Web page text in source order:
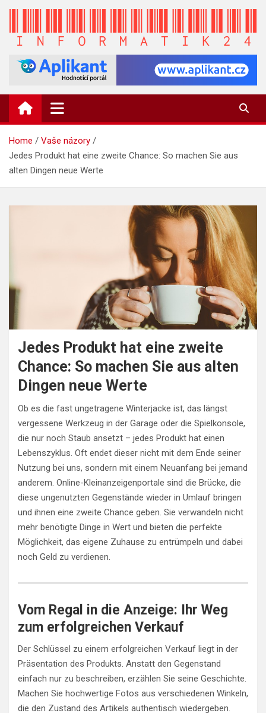
Skip
content
INFORMATIK24.CZ
Zpravodajství informací a novinky
Home
Vaše názory
Jedes Produkt hat eine zweite Chance: So machen Sie aus
alten Dingen neue Werte
Jedes Produkt hat eine zweite
Chance: So machen Sie aus alten
Dingen neue Werte
Ob es die fast ungetragene Winterjacke ist, das längst
vergessene Werkzeug in der Garage oder die Spielkonsole,
die nur noch Staub ansetzt – jedes Produkt hat einen
Lebenszyklus. Oft endet dieser nicht mit dem Ende seiner
Nutzung bei uns, sondern mit einem Neuanfang bei jemand
anderem. Online-Kleinanzeigenportale sind die Brücke, die
diese ungenutzten Gegenstände wieder in Umlauf bringen
und ihnen eine zweite Chance geben. Sie verwandeln nicht
mehr benötigte Dinge in Wert und bieten die perfekte
Möglichkeit, das eigene Zuhause zu entrümpeln und dabei
noch Geld zu verdienen.
Vom Regal in die Anzeige: Ihr Weg
zum erfolgreichen Verkauf
Der Schlüssel zu einem erfolgreichen Verkauf liegt in der
Präsentation des Produkts. Anstatt den Gegenstand
einfach nur zu beschreiben, erzählen Sie seine Geschichte.
Machen Sie hochwertige Fotos aus verschiedenen Winkeln,
die den Zustand des Artikels authentisch wiedergeben.